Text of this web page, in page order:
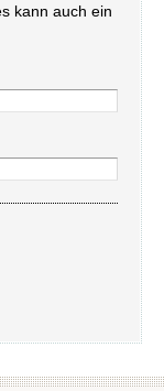
kann auch ein